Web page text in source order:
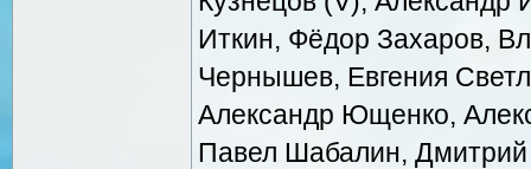
Иткин, Фёдор Захаров,
Чернышев, Евгения
Александр Ющенко,
Павел Шабалин,